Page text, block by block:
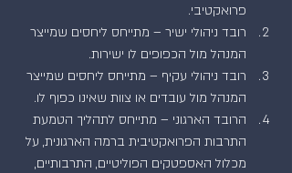
פרואקטיבי.
רובד ניהולי ישיר – מתייחס ליחסים שמייצר
המנהל מול הכפופים לו ישירות.
רובד ניהולי עקיף – מתייחס ליחסים שמייצר
המנהל מול עובדים או צוות שאינו כפוף לו.
הרובד הארגוני – מתייחס לתהליך הטמעת
התרבות הפרואקטיבית ברמה הארגונית, על
מכלול האספטקים הפוליטיים, התרבותיים,